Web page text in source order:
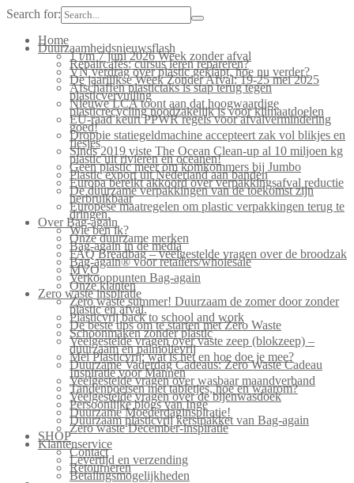
Search for:
Home
Duurzaamheidsnieuwsflash
1 t/m 7 juni 2026 Week zonder afval
Repaircafés: cursus leren repareren?
VN verdrag over plastic geklapt, hoe nu verder?
De jaarlijkse Week Zonder Afval: 19-25 mei 2025
Afschaffen plastictaks is stap terug tegen
plasticvervuiling
Nieuwe LCA toont aan dat hoogwaardige
plasticrecycling noodzakelijk is voor klimaatdoelen
EU-raad keurt PPWR regels voor afvalvermindering
goed!
Droppie statiegeldmachine accepteert zak vol blikjes en
flesjes
Sinds 2019 viste The Ocean Clean-up al 10 miljoen kg
plastic uit rivieren en oceanen!
Geen plastic meer om komkommers bij Jumbo
Plastic export uit Nederland aan banden
Europa bereikt akkoord over verpakkingsafval reductie
De duurzame verpakkingen van de toekomst zijn
herbruikbaar
Europese maatregelen om plastic verpakkingen terug te
dringen.
Over Bag-again
Wie ben ik?
Onze duurzame merken
Bag-again in de media
FAQ Breadbag – veelgestelde vragen over de broodzak
Bag-again® voor retailers/wholesale
MVO
Verkooppunten Bag-again
Onze klanten
Zero waste inspiratie
Zero waste summer! Duurzaam de zomer door zonder
plastic en afval.
Plasticvrij back to school and work
De beste tips om te starten met Zero Waste
Schoonmaken zonder plastic
Veelgestelde vragen over vaste zeep (blokzeep) –
duurzaam en palmolievrij
Mei Plasticvrij: wat is het en hoe doe je mee?
Duurzame Vaderdag Cadeaus: Zero Waste Cadeau
Inspiratie voor Mannen
Veelgestelde vragen over wasbaar maandverband
Tandenpoetsen met tabletjes, hoe en waarom?
Veelgestelde vragen over de bijenwasdoek
Persoonlijke blogs van Inge
Duurzame Moederdaginspiratie!
Duurzaam plasticvrij kerstpakket van Bag-again
Zero waste December-inspiratie
SHOP
Klantenservice
Contact
Levertijd en verzending
Retourneren
Betalingsmogelijkheden